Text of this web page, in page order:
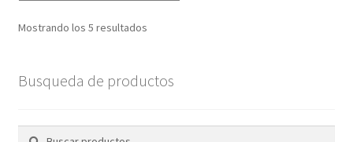
Mostrando los 5 resultados
Busqueda de productos
Buscar
Buscar